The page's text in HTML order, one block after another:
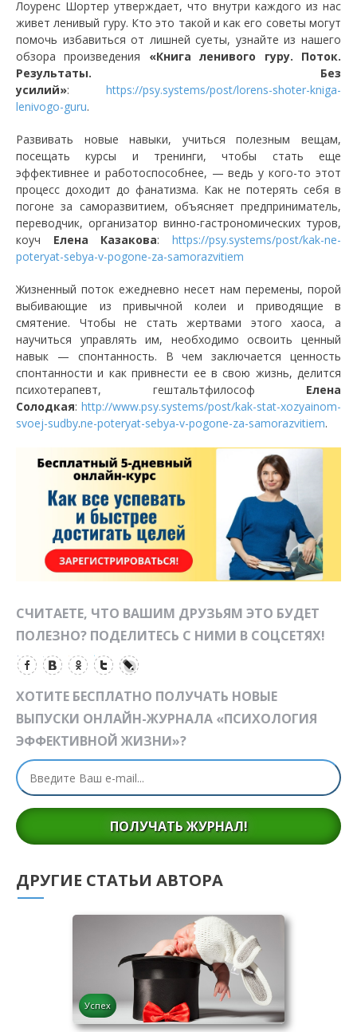
Лоуренс Шортер утверждает, что внутри каждого из нас
живет ленивый гуру. Кто это такой и как его советы могут
помочь избавиться от лишней суеты, узнайте из нашего
обзора произведения «Книга ленивого гуру. Поток.
Результаты. Без
усилий»: https://psy.systems/post/lorens-shoter-kniga-
lenivogo-guru.
Развивать новые навыки, учиться полезным вещам,
посещать курсы и тренинги, чтобы стать еще
эффективнее и работоспособнее, — ведь у кого-то этот
процесс доходит до фанатизма. Как не потерять себя в
погоне за саморазвитием, объясняет предприниматель,
переводчик, организатор винно-гастрономических туров,
коуч Елена Казакова:https://psy.systems/post/kak-ne-
poteryat-sebya-v-pogone-za-samorazvitiem
Жизненный поток ежедневно несет нам перемены, порой
выбивающие из привычной колеи и приводящие в
смятение. Чтобы не стать жертвами этого хаоса, а
научиться управлять им, необходимо освоить ценный
навык — спонтанность. В чем заключается ценность
спонтанности и как привнести ее в свою жизнь, делится
психотерапевт, гештальтфилософ Елена
Солодкая: http://www.psy.systems/post/kak-stat-xozyainom-
svoej-sudby.ne-poteryat-sebya-v-pogone-za-samorazvitiem.
СЧИТАЕТЕ, ЧТО ВАШИМ ДРУЗЬЯМ ЭТО БУДЕТ
ПОЛЕЗНО? ПОДЕЛИТЕСЬ С НИМИ В СОЦСЕТЯХ!
ХОТИТЕ БЕСПЛАТНО ПОЛУЧАТЬ НОВЫЕ
ВЫПУСКИ ОНЛАЙН-ЖУРНАЛА «ПСИХОЛОГИЯ
ЭФФЕКТИВНОЙ ЖИЗНИ»?
ПОЛУЧАТЬ ЖУРНАЛ!
ДРУГИЕ СТАТЬИ АВТОРА
Успех